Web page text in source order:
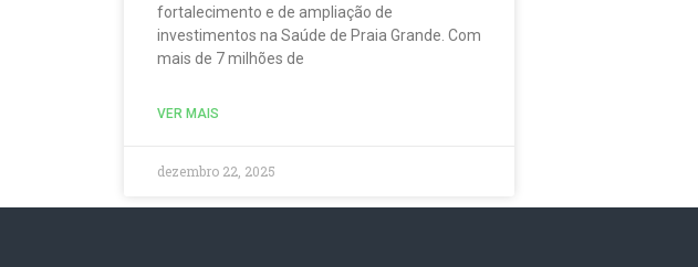
fortalecimento e de ampliação de
investimentos na Saúde de Praia Grande. Com
mais de 7 milhões de
VER MAIS
dezembro 22, 2025